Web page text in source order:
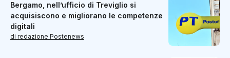
Bergamo, nell’ufficio di Treviglio si
acquisiscono e migliorano le competenze
digitali
di redazione Postenews